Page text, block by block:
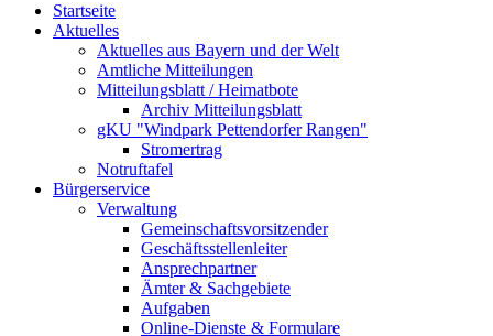
Startseite
Aktuelles
Aktuelles aus Bayern und der Welt
Amtliche Mitteilungen
Mitteilungsblatt / Heimatbote
Archiv Mitteilungsblatt
gKU "Windpark Pettendorfer Rangen"
Stromertrag
Notruftafel
Bürgerservice
Verwaltung
Gemeinschaftsvorsitzender
Geschäftsstellenleiter
Ansprechpartner
Ämter & Sachgebiete
Aufgaben
Online-Dienste & Formulare